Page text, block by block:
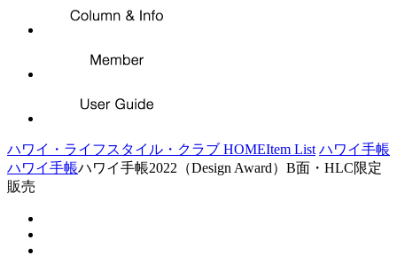
ハワイ・ライフスタイル・クラブ HOMEItem List ハワイ手帳
ハワイ手帳ハワイ手帳2022（Design Award）B面・HLC限定
販売